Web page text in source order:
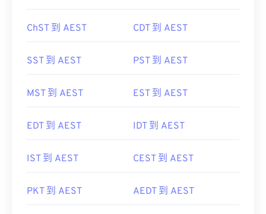
ChST 到 AEST CDT 到 AEST
SST 到 AEST PST 到 AEST
MST 到 AEST EST 到 AEST
EDT 到 AEST IDT 到 AEST
IST 到 AEST CEST 到 AEST
PKT 到 AEST AEDT 到 AEST